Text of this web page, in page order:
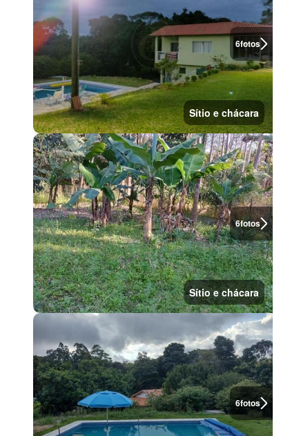
6fotos
Sítio e chácara
6fotos
Sítio e chácara
6fotos